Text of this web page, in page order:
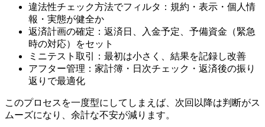
違法性チェック方法でフィルタ：規約・表示・個人情
報・実態が健全か
返済計画の確定：返済日、入金予定、予備資金（緊急
時の対応）をセット
ミニテスト取引：最初は小さく、結果を記録し改善
アフター管理：家計簿・日次チェック・返済後の振り
返りで最適化
このプロセスを一度型にしてしまえば、次回以降は判断がス
ムーズになり、余計な不安が減ります。